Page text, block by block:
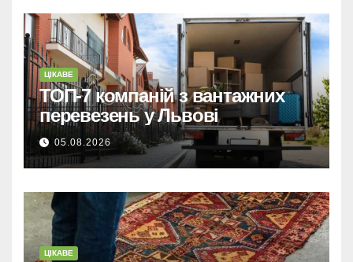
ЦІКАВЕ
ТОП-7 компаній з вантажних
перевезень у Львові
05.08.2026
ЦІКАВЕ